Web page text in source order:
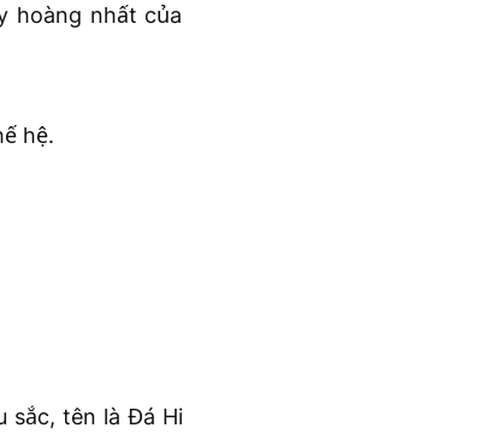
hoàng nhất của
hệ.
sắc, tên là Đá Hi